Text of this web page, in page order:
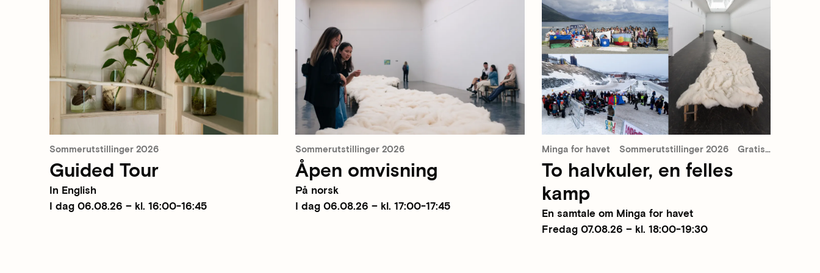
Sommerutstillinger 2026
Guided Tour
In English
I dag 06.08.26 – kl. 16:00-16:45
Sommerutstillinger 2026
Åpen omvisning
På norsk
I dag 06.08.26 – kl. 17:00-17:45
Minga for havet Sommerutstillinger 2026 Gratis inngang
To halvkuler, en felles
kamp
En samtale om Minga for havet
Fredag 07.08.26 – kl. 18:00-19:30